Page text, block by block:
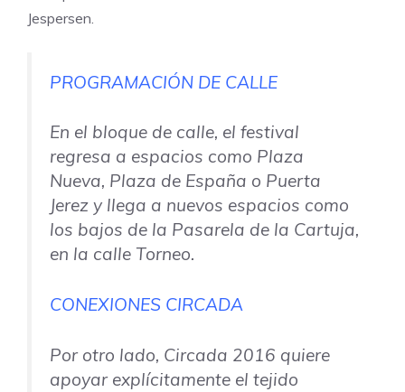
Jespersen.
PROGRAMACIÓN DE CALLE
En el bloque de calle, el festival
regresa a espacios como Plaza
Nueva, Plaza de España o Puerta
Jerez y llega a nuevos espacios como
los bajos de la Pasarela de la Cartuja,
en la calle Torneo.
CONEXIONES CIRCADA
Por otro lado, Circada 2016 quiere
apoyar explícitamente el tejido